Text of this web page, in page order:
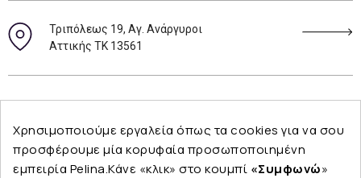
Τριπόλεως 19, Αγ. Ανάργυροι
Αττικής ΤΚ 13561
Χρησιμοποιούμε εργαλεία όπως τα cookies για να σου
προσφέρουμε μία κορυφαία προσωποποιημένη
εμπειρία Pelina.Κάνε «κλικ» στο κουμπί «Συμφωνώ»